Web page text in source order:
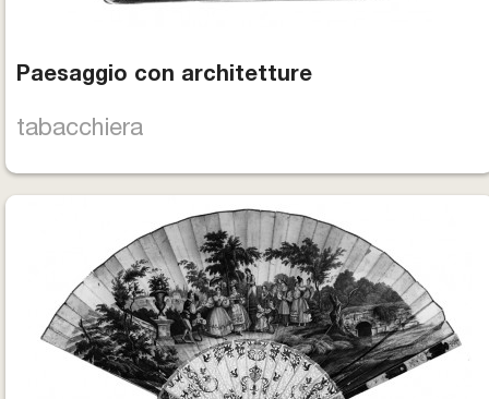
Paesaggio con architetture
tabacchiera